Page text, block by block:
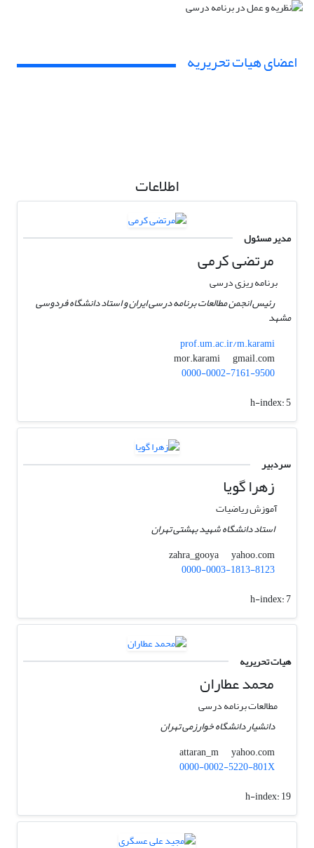
اعضای هیات تحریریه
اطلاعات
مدیر مسئول
مرتضی کرمی
برنامه ریزی درسی
رئیس انجمن مطالعات برنامه درسی ایران و استاد دانشگاه فردوسی
مشهد
prof.um.ac.ir/m.karami
mor.karami
gmail.com
0000-0002-7161-9500
h-index:5
سردبیر
زهرا گویا
آموزش ریاضیات
استاد دانشگاه شهید بهشتی تهران
zahra_gooya
yahoo.com
0000-0003-1813-8123
h-index:7
هیات تحریریه
محمد عطاران
مطالعات برنامه درسی
دانشیار دانشگاه خوارزمی تهران
attaran_m
yahoo.com
0000-0002-5220-801X
h-index:19